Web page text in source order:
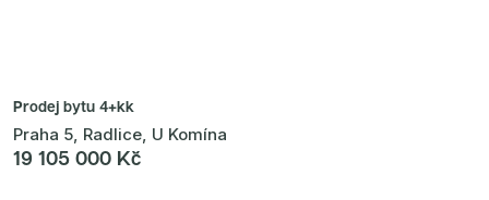
Prodej bytu 4+kk
Praha 5, Radlice, U Komína
19 105 000 Kč